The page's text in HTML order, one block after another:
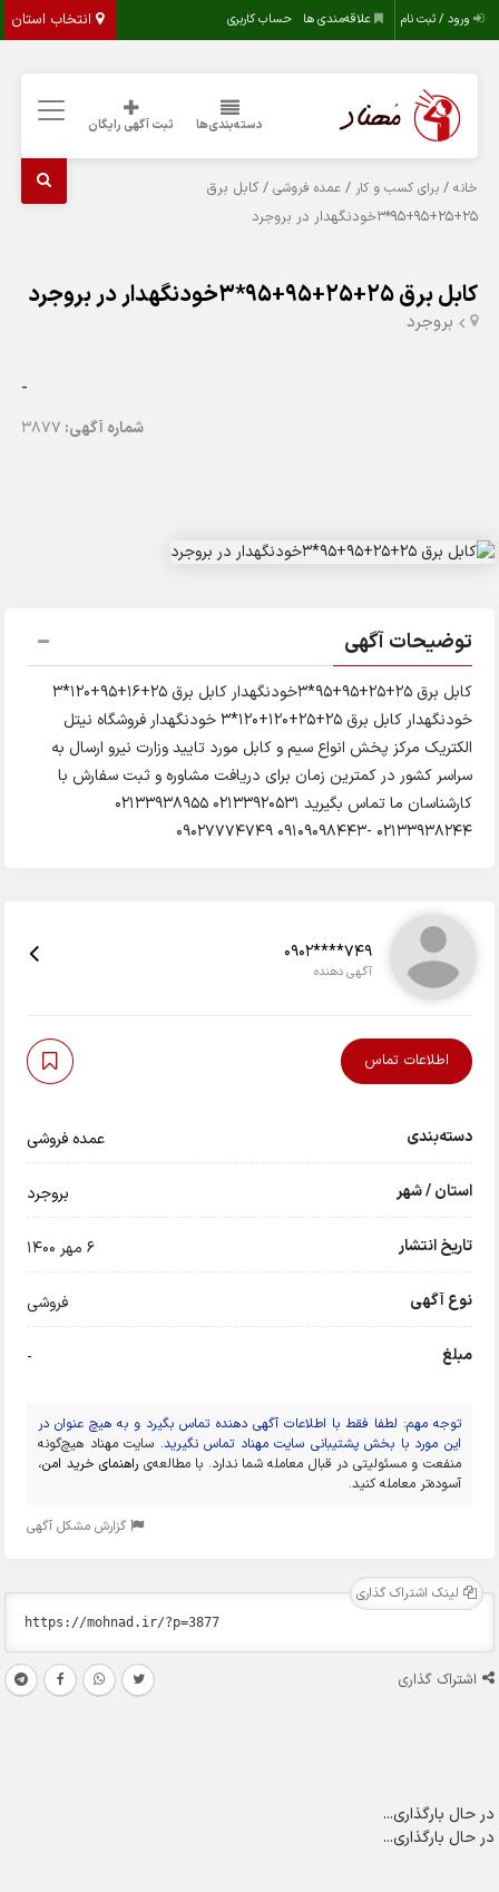
انتخاب استان ورود / ثبت نام علاقه‌مندی ها حساب کاربری
دسته‌بندی‌ها ثبت آگهی رایگان
خانه /برای کسب و کار /عمده فروشی / کابل برق
25+25+95+95*3خودنگهدار در بروجرد
کابل برق 25+25+95+95*3خودنگهدار در بروجرد
بروجرد
-
شماره آگهی: 3877
توضیحات آگهی
کابل برق 25+25+95+95*3خودنگهدار کابل برق 25+16+95+120*3
خودنگهدار کابل برق 25+25+120+120*3 خودنگهدار فروشگاه نیتل
الکتریک مرکز پخش انواع سیم و کابل مورد تایید وزارت نیرو ارسال به
سراسر کشور در کمترین زمان برای دریافت مشاوره و ثبت سفارش با
کارشناسان ما تماس بگیرید ۰۲۱۳۳۹۲۰۵۳۱ ۰۲۱۳۳۹۳۸۹۵۵
۰۲۱۳۳۹۳۸۲۴۴ -۰۹۱۰۹۰۹۸۴۴۳ ۰۹۰۲۷۷۷۴۷۴۹
0902****749
آگهی دهنده
اطلاعات تماس
دسته‌بندی عمده فروشی
استان / شهر بروجرد
تاریخ انتشار 6 مهر 1400
نوع آگهی فروشی
مبلغ -
توجه مهم: لطفا فقط با اطلاعات آگهی دهنده تماس بگیرد و به هیچ عنوان در
این مورد با بخش پشتیبانی سایت مهناد تماس نگیرید. سایت مهناد هیچ‌گونه
منفعت و مسئولیتی در قبال معامله شما ندارد. با مطالعه‌ی راهنمای خرید امن،
آسوده‌تر معامله کنید.
گزارش مشکل آگهی
لینک اشتراک گذاری
اشتراک گذاری
در حال بارگذاری...
در حال بارگذاری...